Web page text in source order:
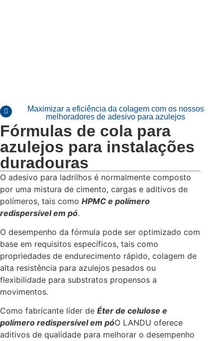
Maximizar a eficiência da colagem com os nossos
melhoradores de adesivo para azulejos
Fórmulas de cola para
azulejos para instalações
duradouras
O adesivo para ladrilhos é normalmente composto
por uma mistura de cimento, cargas e aditivos de
polímeros, tais como HPMC e polímero
redispersível em pó.
O desempenho da fórmula pode ser optimizado com
base em requisitos específicos, tais como
propriedades de endurecimento rápido, colagem de
alta resistência para azulejos pesados ou
flexibilidade para substratos propensos a
movimentos.
Como fabricante líder de Éter de celulose e
polímero redispersível em póO LANDU oferece
aditivos de qualidade para melhorar o desempenho